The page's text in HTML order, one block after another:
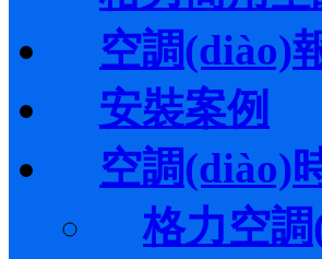
空調(diào)
安裝案例
空調(diào)
格力空